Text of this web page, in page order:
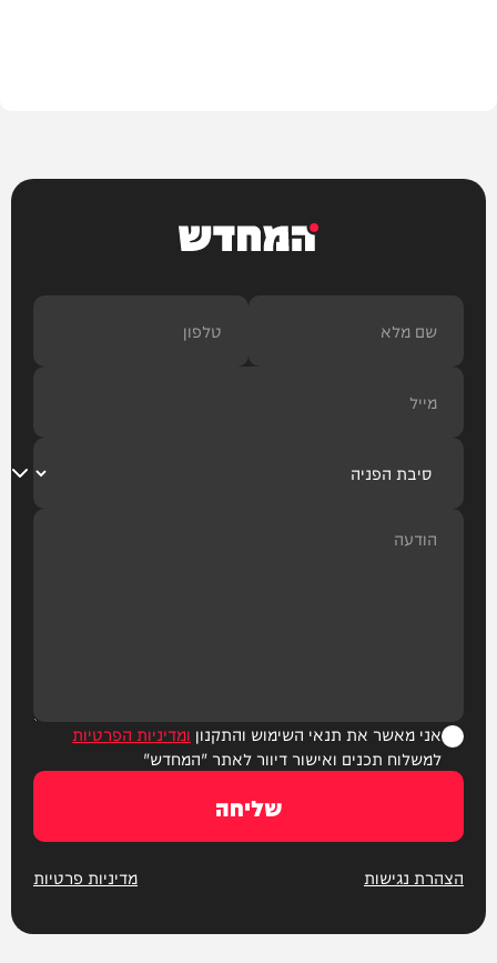
המחדש
אני מאשר את תנאי השימוש והתקנון ומדיניות הפרטיות
למשלוח תכנים ואישור דיוור לאתר "המחדש"
שליחה
הצהרת נגישות מדיניות פרטיות